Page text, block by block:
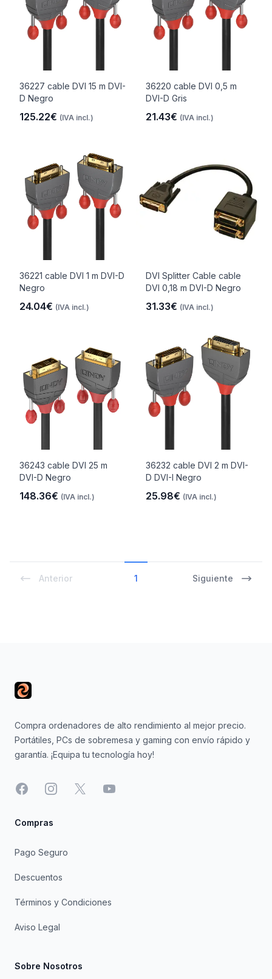
36227 cable DVI 15 m DVI-
D Negro
125.22€ (IVA incl.)
36220 cable DVI 0,5 m
DVI-D Gris
21.43€ (IVA incl.)
36221 cable DVI 1 m DVI-D
Negro
24.04€ (IVA incl.)
DVI Splitter Cable cable
DVI 0,18 m DVI-D Negro
31.33€ (IVA incl.)
36243 cable DVI 25 m
DVI-D Negro
148.36€ (IVA incl.)
36232 cable DVI 2 m DVI-
D DVI-I Negro
25.98€ (IVA incl.)
Anterior 1 Siguiente
Compra ordenadores de alto rendimiento al mejor precio.
Portátiles, PCs de sobremesa y gaming con envío rápido y
garantía. ¡Equipa tu tecnología hoy!
FacebookInstagram
X YouTube
Compras
Pago Seguro
Descuentos
Términos y Condiciones
Aviso Legal
Sobre Nosotros